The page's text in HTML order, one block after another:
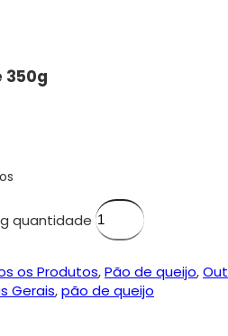
350g
quantidade
os Produtos,Pão de queijo,
Gerais,pão de queijo